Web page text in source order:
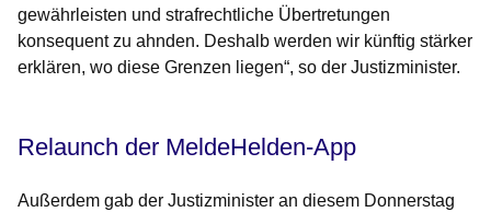
gewährleisten und strafrechtliche Übertretungen
konsequent zu ahnden. Deshalb werden wir künftig stärker
erklären, wo diese Grenzen liegen“, so der Justizminister.
Relaunch der MeldeHelden-App
Außerdem gab der Justizminister an diesem Donnerstag